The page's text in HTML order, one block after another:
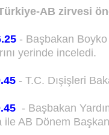
AB zirvesi
- Başbakan
yerinde inceledi.
- T.C. Dışişleri
- Başbakan
ile AB Dönem